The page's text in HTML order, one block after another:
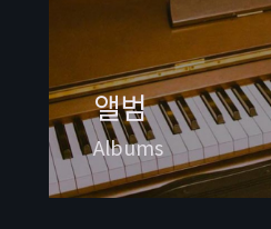
앨범
Albums